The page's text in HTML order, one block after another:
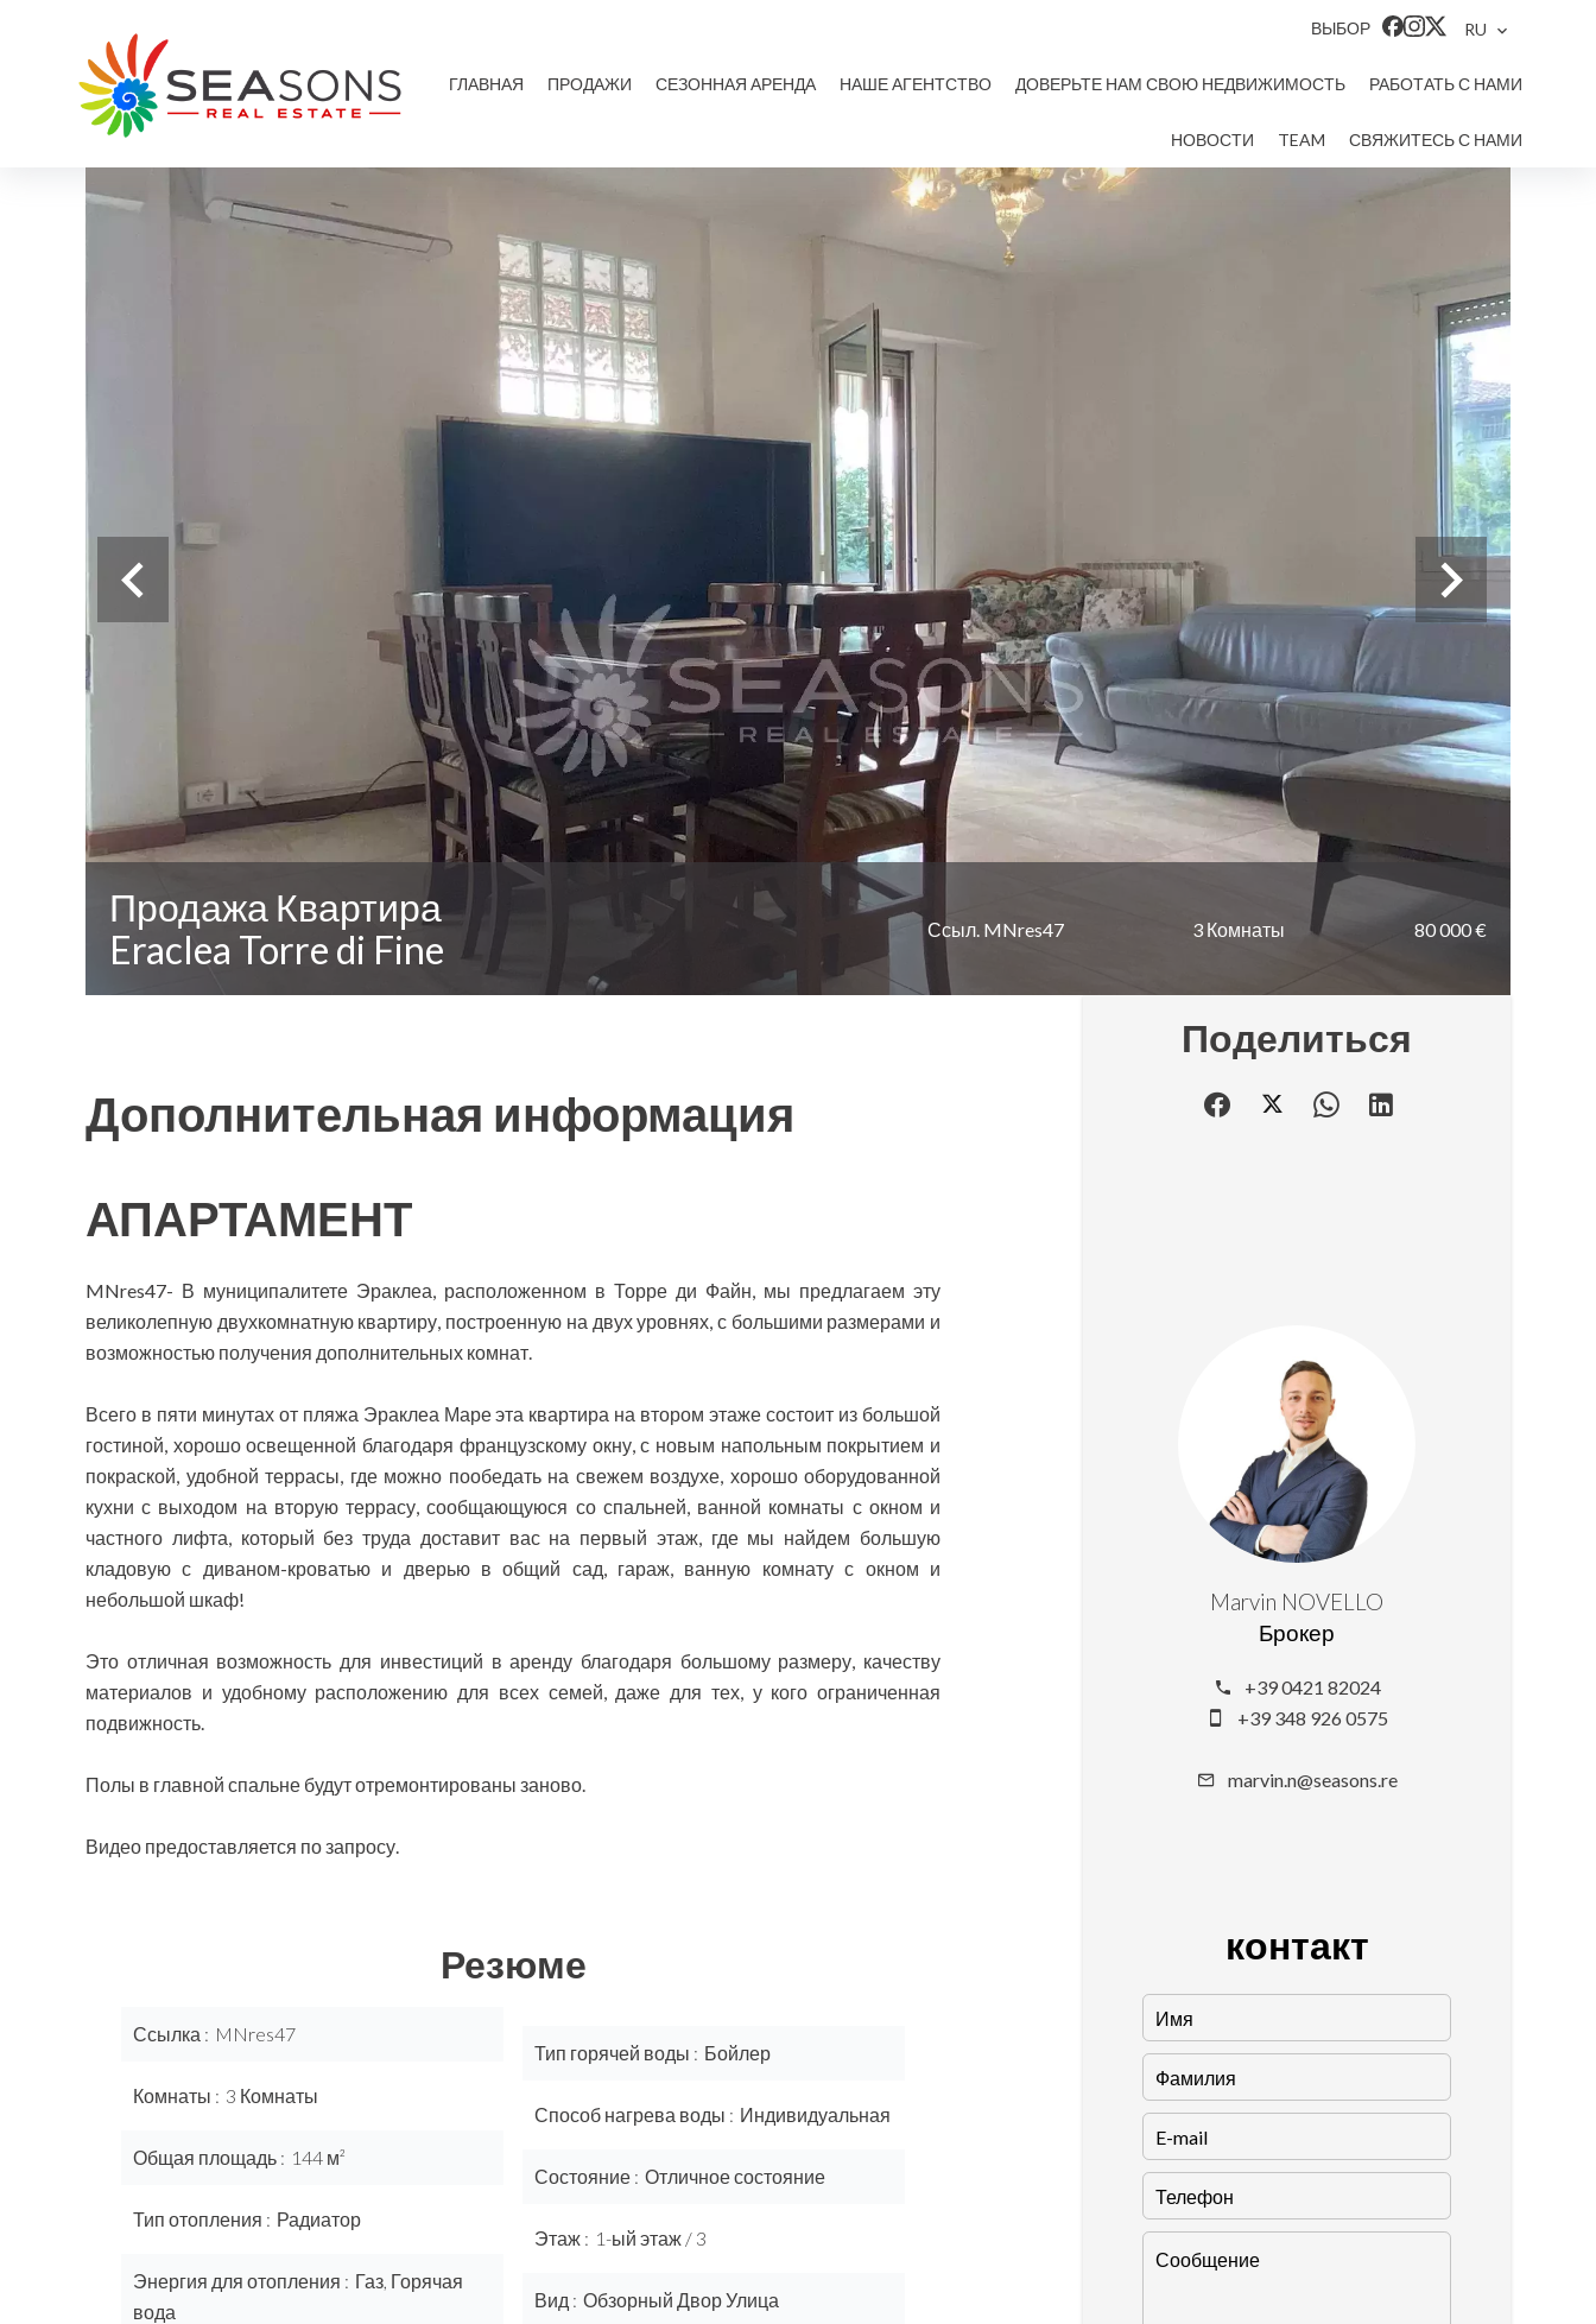
ВЫБОР RU
ГЛАВНАЯ ПРОДАЖИ СЕЗОННАЯ АРЕНДА НАШЕ АГЕНТСТВО ДОВЕРЬТЕ НАМ СВОЮ НЕДВИЖИМОСТЬ РАБОТАТЬ С НАМИ
НОВОСТИ TEAM СВЯЖИТЕСЬ С НАМИ
Продажа Квартира
Eraclea Torre di Fine
Ссыл. MNres47 3 Комнаты 80 000 €
Дополнительная информация
АПАРТАМЕНТ
MNres47- В муниципалитете Эраклеа, расположенном в Торре ди Файн, мы предлагаем эту
великолепную двухкомнатную квартиру, построенную на двух уровнях, с большими размерами и
возможностью получения дополнительных комнат.
Всего в пяти минутах от пляжа Эраклеа Маре эта квартира на втором этаже состоит из большой
гостиной, хорошо освещенной благодаря французскому окну, с новым напольным покрытием и
покраской, удобной террасы, где можно пообедать на свежем воздухе, хорошо оборудованной
кухни с выходом на вторую террасу, сообщающуюся со спальней, ванной комнаты с окном и
частного лифта, который без труда доставит вас на первый этаж, где мы найдем большую
кладовую с диваном-кроватью и дверью в общий сад, гараж, ванную комнату с окном и
небольшой шкаф!
Это отличная возможность для инвестиций в аренду благодаря большому размеру, качеству
материалов и удобному расположению для всех семей, даже для тех, у кого ограниченная
подвижность.
Полы в главной спальне будут отремонтированы заново.
Видео предоставляется по запросу.
Резюме
Ссылка MNres47
Комнаты 3 Комнаты
Общая площадь 144 м²
Тип отопления Радиатор
Энергия для отопления
Газ, Горячая
вода
Тип горячей воды Бойлер
Способ нагрева воды Индивидуальная
Состояние Отличное состояние
Этаж 1-ый этаж / 3
Вид Обзорный Двор Улица
Поделиться
Marvin NOVELLO
Брокер
+39 0421 82024
+39 348 926 0575
marvin.n@seasons.re
контакт